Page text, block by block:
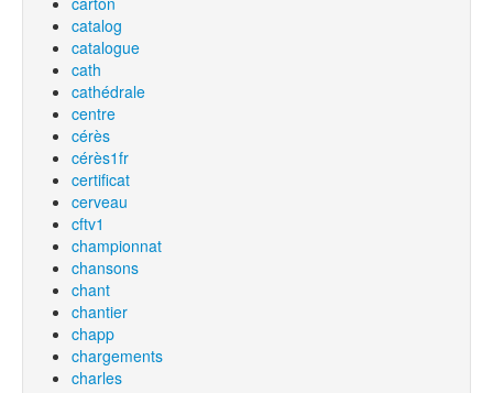
catalog
catalogue
cath
cathédrale
centre
cérès
cérès1fr
certificat
cerveau
cftv1
championnat
chansons
chant
chantier
chapp
chargements
charles